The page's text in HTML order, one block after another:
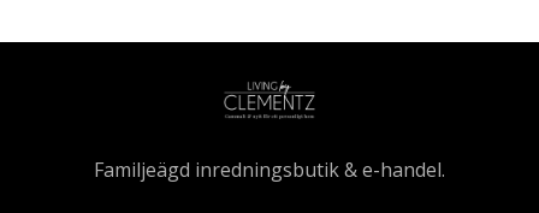
Familjeägd inredningsbutik & e-handel.